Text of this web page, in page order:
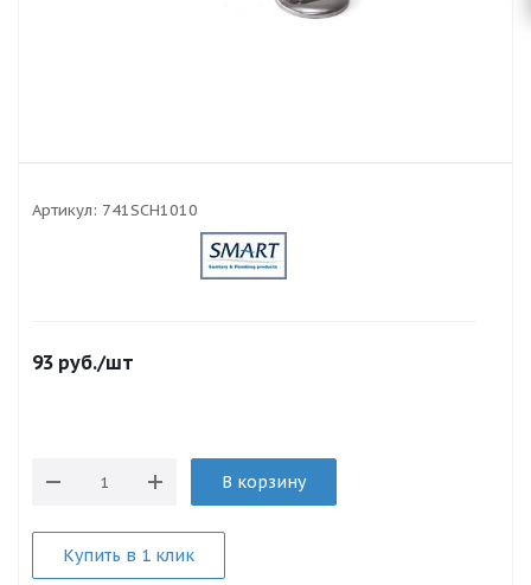
Артикул: 741SCH1010
93 руб./шт
В корзину
Купить в 1 клик